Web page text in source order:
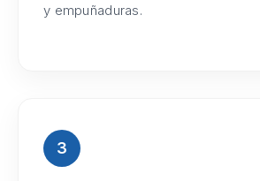
y empuñaduras.
3